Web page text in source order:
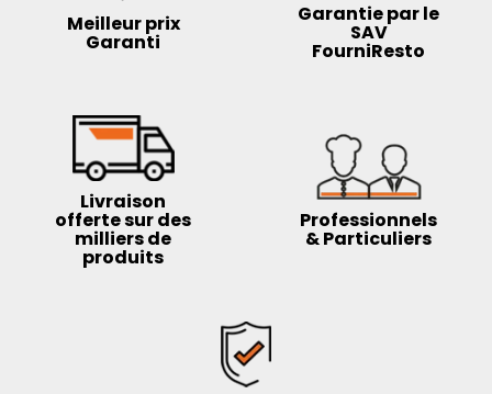
Meilleur prix
Garanti
Garantie par le
SAV
FourniResto
Livraison
offerte sur des
milliers de
produits
Professionnels
& Particuliers